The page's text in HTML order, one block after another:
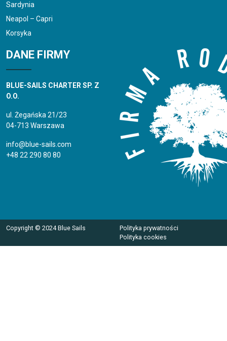
Sardynia
Neapol – Capri
Korsyka
DANE FIRMY
BLUE-SAILS CHARTER SP. Z
O.O.
ul. Żegańska 21/23
04-713 Warszawa
info@blue-sails.com
+48 22 290 80 80
Copyright © 2024 Blue Sails
Polityka prywatności
Polityka cookies